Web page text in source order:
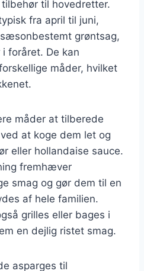
til hovedretter.
fra april til juni,
grøntsag,
foråret. De kan
måder, hvilket
måder at tilberede
at koge dem let og
eller hollandaise sauce.
fremhæver
smag og gør dem til en
af hele familien.
grilles eller bages i
en dejlig ristet smag.
asparges til